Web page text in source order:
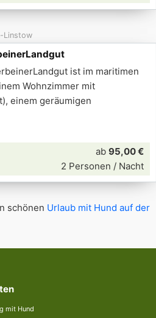
Linstow
ist im maritimen
Wohnzimmer mit
einem geräumigen
ab 95,00 €
2 Personen / Nacht
schönen Urlaub mit Hund auf der
mit Hund